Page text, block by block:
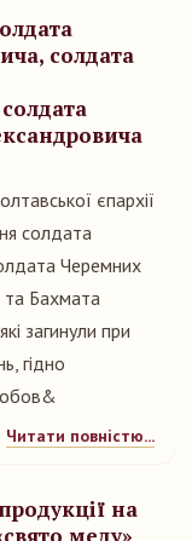
солдата
єпархії
солдата
Черемних
Бахмата
загинули при
гідно
Читати повністю...
на